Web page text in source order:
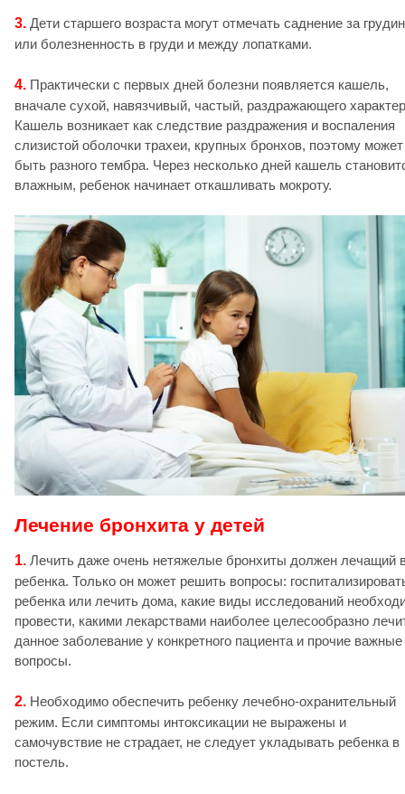
3. Дети старшего возраста могут отмечать саднение за
или болезненность в груди и между лопатками.
4. Практически с первых дней болезни появляется кашель,
вначале сухой, навязчивый, частый, раздражающего
Кашель возникает как следствие раздражения и воспаления
слизистой оболочки трахеи, крупных бронхов, поэтому может
быть разного тембра. Через несколько дней кашель
влажным, ребенок начинает откашливать мокроту.
Лечение бронхита у детей
1. Лечить даже очень нетяжелые бронхиты должен лечащий
ребенка. Только он может решить вопросы:
ребенка или лечить дома, какие виды исследований
провести, какими лекарствами наиболее целесообразно
данное заболевание у конкретного пациента и прочие важные
вопросы.
2. Необходимо обеспечить ребенку лечебно-охранительный
режим. Если симптомы интоксикации не выражены и
самочувствие не страдает, не следует укладывать ребенка в
постель.